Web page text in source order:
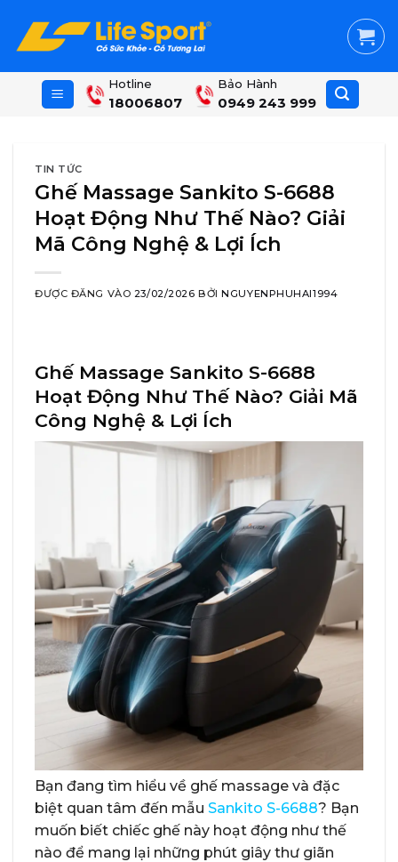
content
Hotline
18006807
Bảo Hành
0949 243 999
TIN TỨC
Ghế Massage Sankito S-6688
Hoạt Động Như Thế Nào? Giải
Mã Công Nghệ & Lợi Ích
ĐƯỢC ĐĂNG VÀO 23/02/2026 BỞINGUYENPHUHAI1994
Ghế Massage Sankito S-6688
Hoạt Động Như Thế Nào? Giải Mã
Công Nghệ & Lợi Ích
Bạn đang tìm hiểu về ghế massage và đặc
biệt quan tâm đến mẫu Sankito S-6688? Bạn
muốn biết chiếc ghế này hoạt động như thế
nào để mang lại những phút giây thư giãn